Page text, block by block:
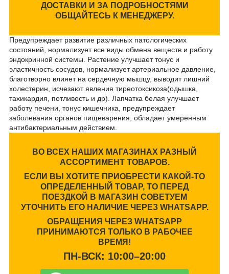
ДОСТАВКИ И ЗА ПОДРОБНОСТЯМИ
ОБЩАЙТЕСЬ К МЕНЕДЖЕРУ.
Предупреждает развитие различных патологических
состояний, нормализует все виды обмена веществ и работу
эндокринной системы. Растение улучшает тонус и
эластичность сосудов, нормализует артериальное давление,
благотворно влияет на сердечную мышцу, выводит лишний
холестерин, исчезают явления тиреотоксикоза(одышка,
тахикардия, потливость и др). Лапчатка белая улучшает
работу печени, тонус кишечника, предупреждает
заболевания органов пищеварения, обладает умеренным
антибактериальным действием.
ВО ВСЕХ НАШИХ МАГАЗИНАХ РАЗНЫЙ
АССОРТИМЕНТ ТОВАРОВ.
ЕСЛИ ВЫ ХОТИТЕ ПРИОБРЕСТИ КАКОЙ-ТО
ОПРЕДЕЛЕННЫЙ ТОВАР, ТО ПЕРЕД
ПОЕЗДКОЙ В МАГАЗИН СОВЕТУЕМ
УТОЧНИТЬ ЕГО НАЛИЧИЕ ЧЕРЕЗ WHATSAPP.
ОБРАЩЕНИЯ ЧЕРЕЗ WHATSAPP
ПРИНИМАЮТСЯ ТОЛЬКО В РАБОЧЕЕ
ВРЕМЯ!
ПН-ВСК: 10:00–20:00